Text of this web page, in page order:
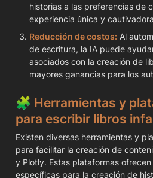
historias a las preferencias de
experiencia única y
Reducción de costos: Al
de escritura, la IA puede
asociados con la creación de
mayores ganancias para los
🧩 Herramientas y
para escribir libros
Existen diversas herramientas y
para facilitar la creación de
y Plotly. Estas plataformas
específicas para la creación de